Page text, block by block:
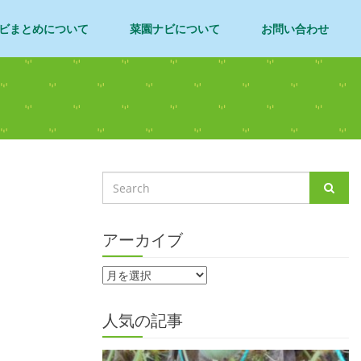
まとめについて 菜園ナビについて お問い合わせ
アーカイブ
人気の記事